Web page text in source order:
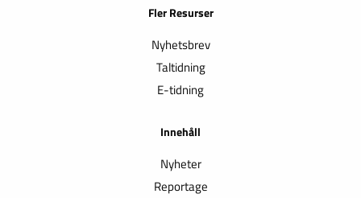
Fler Resurser
Nyhetsbrev
Taltidning
E-tidning
Innehåll
Nyheter
Reportage